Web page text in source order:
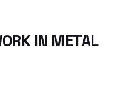
IN METAL